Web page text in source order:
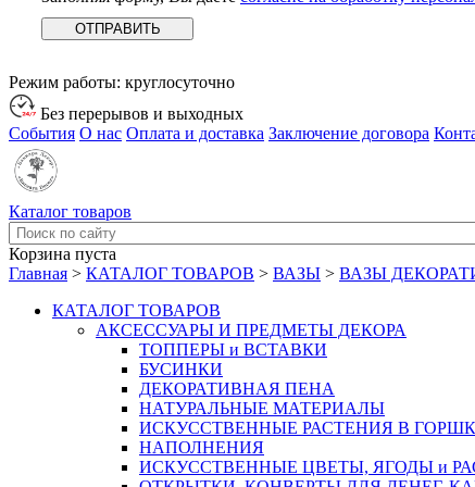
Режим работы: круглосуточно
Без перерывов и выходных
События О нас Оплата и доставка Заключение договора
Каталог товаров
Корзина пуста
Главная > КАТАЛОГ ТОВАРОВ > ВАЗЫ > ВАЗЫ
КАТАЛОГ ТОВАРОВ
АКСЕССУАРЫ И ПРЕДМЕТЫ ДЕКОРА
ТОППЕРЫ и ВСТАВКИ
БУСИНКИ
ДЕКОРАТИВНАЯ ПЕНА
НАТУРАЛЬНЫЕ МАТЕРИАЛЫ
ИСКУССТВЕННЫЕ РАСТЕНИЯ В
НАПОЛНЕНИЯ
ИСКУССТВЕННЫЕ ЦВЕТЫ, ЯГОДЫ и